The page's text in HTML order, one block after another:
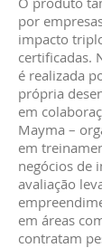
por
impacto
certificadas.
é realizada
própria
em
Mayma –
em
negócios de
avaliação
em áreas
contratam